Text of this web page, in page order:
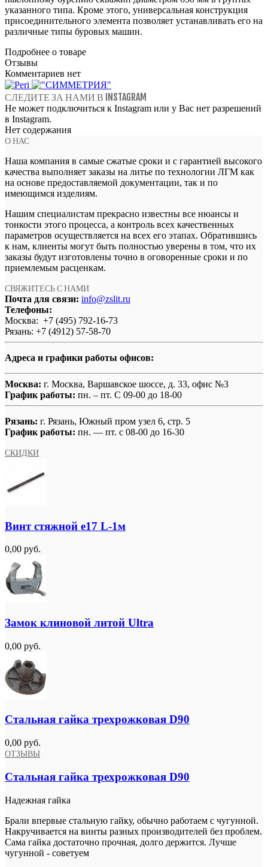
указанного типа. Кроме этого, универсальная конструкция
присоединительного элемента позволяет устанавливать его на
различные типы буровых машин.
Подробнее о товаре
Отзывы
Комментариев нет
СЛЕДИТЕ ЗА НАМИ В INSTAGRAM
Не может подключиться к Instagram или у Вас нет разрешений
в Instagram.
Нет содержания
О НАС
Наша компания в самые сжатые сроки и с гарантией высокого
качества выполняет заказы на литье по технологии ЛГМ как
на основе предоставляемой документации, так и по
имеющимся изделиям.
Нашим специалистам прекрасно известны все нюансы и
тонкости этого процесса, а контроль всех качественных
параметров осуществляется на всех его этапах. Обратившись
к нам, клиенты могут быть полностью уверены в том, что их
заказы будут изготовлены точно в оговоренные сроки и по
приемлемым расценкам.
СВЯЖИТЕСЬ С НАМИ
Почта для связи: info@zslit.ru
Телефоны:
Москва: +7 (495) 792-16-73
Рязань: +7 (4912) 57-58-70
Адреса и графики работы офисов:
Москва: г. Москва, Варшавское шоссе, д. 33, офис №3
График работы: пн. – пт. С 09-00 до 18-00
Рязань: г. Рязань, Южный пром узел 6, стр. 5
График работы: пн. — пт. с 08-00 до 16-30
СКИДКИ
Винт стяжной e17 L-1м
0,00 руб.
Замок клиновой литой Ultra
0,00 руб.
Стальная гайка трехрожковая D90
0,00 руб.
ОТЗЫВЫ
Стальная гайка трехрожковая D90
Надежная гайка
Брали впервые стальную гайку, обычно работаем с чугунной.
Накручивается на винты разных производителей без проблем.
Сама гайка достаточно прочная, долго держится. Лучше
чугунной - советуем